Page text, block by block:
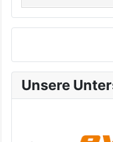
Unsere